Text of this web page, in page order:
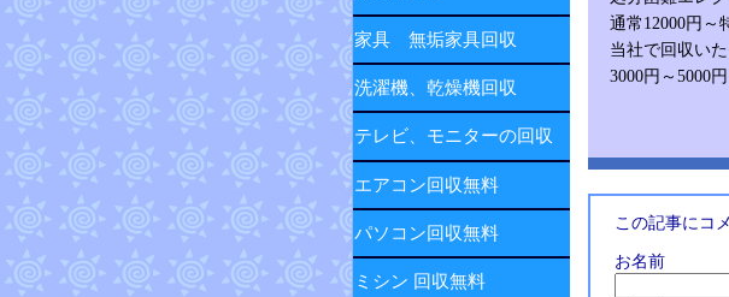
通常12000円～
当社で回収い
3000円～5000円
この記事にコ
お名前
家具 無垢家具回収
洗濯機、乾燥機回収
テレビ、モニターの回収
エアコン回収無料
パソコン回収無料
ミシン 回収無料